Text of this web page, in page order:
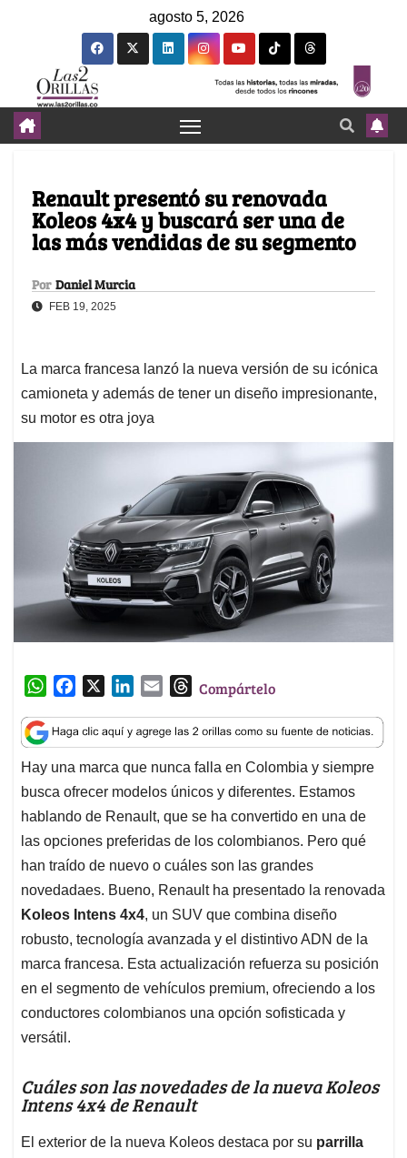
agosto 5, 2026
Renault presentó su renovada
Koleos 4x4 y buscará ser una de
las más vendidas de su segmento
Por Daniel Murcia
FEB 19, 2025
La marca francesa lanzó la nueva versión de su icónica
camioneta y además de tener un diseño impresionante,
su motor es otra joya
W
a
t
s
A
p
p
c
e
b
o
o
k
n
k
e
d
I
n
a
i
l
T
r
e
a
d
s
Compártelo
Hay una marca que nunca falla en Colombia y siempre
busca ofrecer modelos únicos y diferentes. Estamos
hablando de Renault, que se ha convertido en una de
las opciones preferidas de los colombianos. Pero qué
han traído de nuevo o cuáles son las grandes
novedadaes. Bueno, Renault ha presentado la renovada
Koleos Intens 4x4, un SUV que combina diseño
robusto, tecnología avanzada y el distintivo ADN de la
marca francesa. Esta actualización refuerza su posición
en el segmento de vehículos premium, ofreciendo a los
conductores colombianos una opción sofisticada y
versátil.
Cuáles son las novedades de la nueva Koleos
Intens 4x4 de Renault
El exterior de la nueva Koleos destaca por su parrilla